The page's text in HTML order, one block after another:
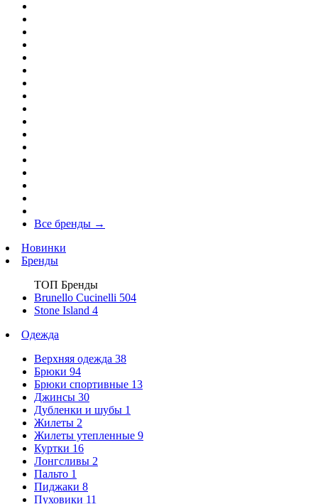
Все бренды →
Новинки
Бренды
ТОП Бренды
Brunello Cucinelli 504
Stone Island 4
Одежда
Верхняя одежда 38
Брюки 94
Брюки спортивные 13
Джинсы 30
Дубленки и шубы 1
Жилеты 2
Жилеты утепленные 9
Куртки 16
Лонгсливы 2
Пальто 1
Пиджаки 8
Пуховики 11